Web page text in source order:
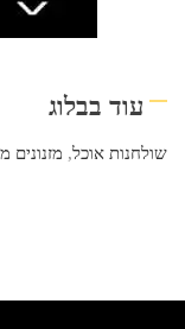
עוד בבלוג
שולחנות אוכל, מזנונים